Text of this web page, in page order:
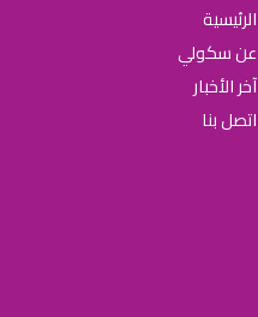
الرئيسية
عن سكولي
آخر الأخبار
اتصل بنا